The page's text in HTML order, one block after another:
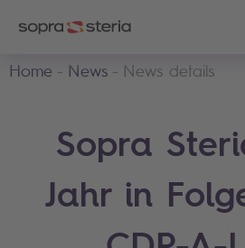
Home
News News details
Sopra
Jahr in